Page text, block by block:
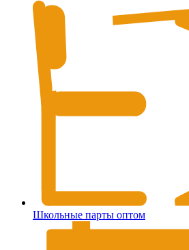
Школьные парты оптом